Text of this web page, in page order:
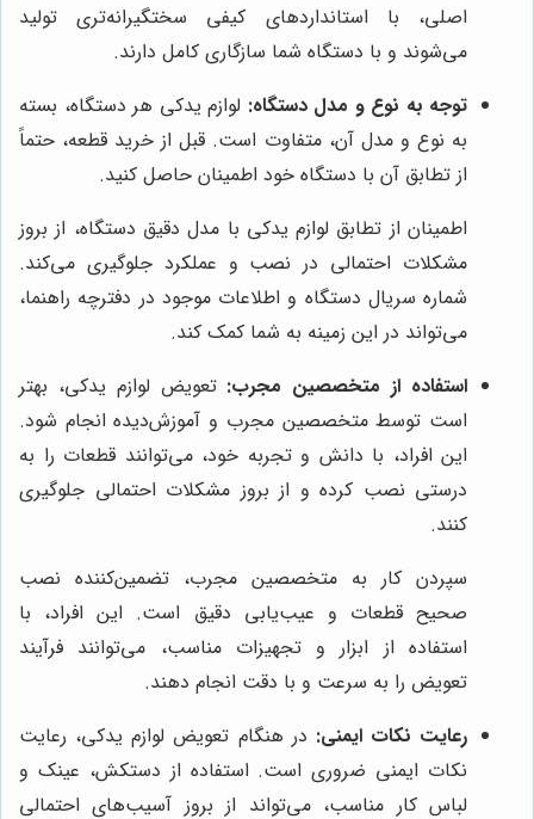
اصلی، با استانداردهای کیفی سختگیرانه‌تری تولید
می‌شوند و با دستگاه شما سازگاری کامل دارند.
توجه به نوع و مدل دستگاه: لوازم یدکی هر دستگاه، بسته
به نوع و مدل آن، متفاوت است. قبل از خرید قطعه، حتماً
از تطابق آن با دستگاه خود اطمینان حاصل کنید.
اطمینان از تطابق لوازم یدکی با مدل دقیق دستگاه، از بروز
مشکلات احتمالی در نصب و عملکرد جلوگیری می‌کند.
شماره سریال دستگاه و اطلاعات موجود در دفترچه راهنما،
می‌تواند در این زمینه به شما کمک کند.
استفاده از متخصصین مجرب: تعویض لوازم یدکی، بهتر
است توسط متخصصین مجرب و آموزش‌دیده انجام شود.
این افراد، با دانش و تجربه خود، می‌توانند قطعات را به
درستی نصب کرده و از بروز مشکلات احتمالی جلوگیری
کنند.
سپردن کار به متخصصین مجرب، تضمین‌کننده نصب
صحیح قطعات و عیب‌یابی دقیق است. این افراد، با
استفاده از ابزار و تجهیزات مناسب، می‌توانند فرآیند
تعویض را به سرعت و با دقت انجام دهند.
رعایت نکات ایمنی: در هنگام تعویض لوازم یدکی، رعایت
نکات ایمنی ضروری است. استفاده از دستکش، عینک و
لباس کار مناسب، می‌تواند از بروز آسیب‌های احتمالی